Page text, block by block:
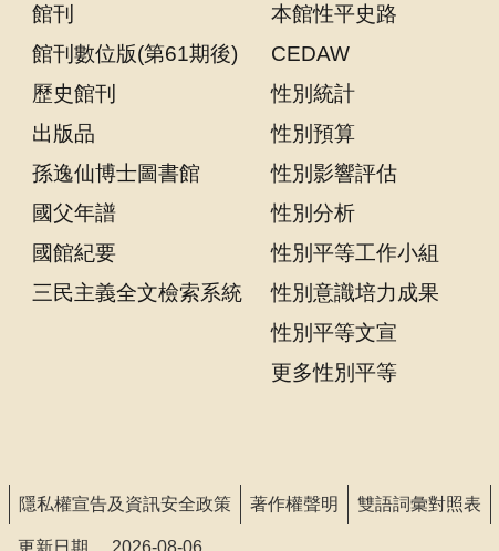
作
權
聲
明
雙
語
詞
對
照
放
宣
館刊
館刊數位版(第61期後)
歷史館刊
出版品
孫逸仙博士圖書館
國父年譜
國館紀要
三民主義全文檢索系統
本館性平史路
CEDAW
性別統計
性別預算
性別影響評估
性別分析
性別平等工作小組
性別意識培力成果
性別平等文宣
更多性別平等
隱私權宣告及資訊安全政策 著作權聲明 雙語詞彙對照表
更新日期 2026-08-06